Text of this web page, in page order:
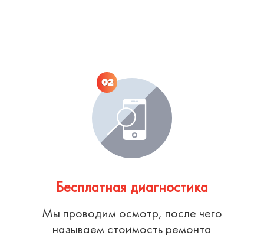
02
Бесплатная диагностика
Мы проводим осмотр, после чего
называем стоимость ремонта